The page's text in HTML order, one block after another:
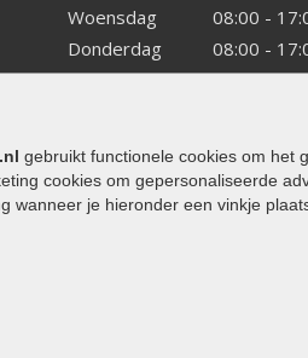
gebruikt functionele cookies om het
cookies om gepersonaliseerde
wanneer je hieronder een vinkje
Woensdag
08:00 -
Donderdag
08:00 -
Vrijdag
08:00 -